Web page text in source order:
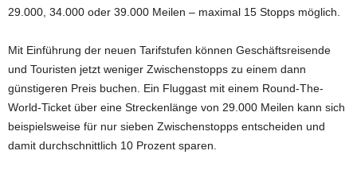
29.000, 34.000 oder 39.000 Meilen – maximal 15 Stopps möglich.
Mit Einführung der neuen Tarifstufen können Geschäftsreisende
und Touristen jetzt weniger Zwischenstopps zu einem dann
günstigeren Preis buchen. Ein Fluggast mit einem Round-The-
World-Ticket über eine Streckenlänge von 29.000 Meilen kann sich
beispielsweise für nur sieben Zwischenstopps entscheiden und
damit durchschnittlich 10 Prozent sparen.